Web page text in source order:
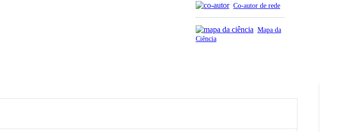
Co-autor de rede
Mapa da
Ciência